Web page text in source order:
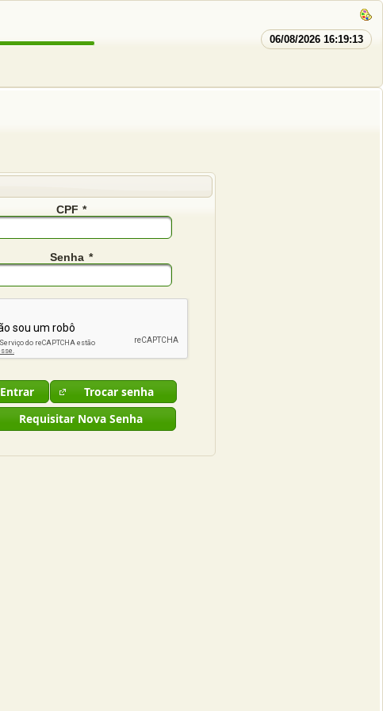
06/08/2026 16:19:14
CPF *
Senha *
Entrar
Trocar senha
Requisitar Nova Senha